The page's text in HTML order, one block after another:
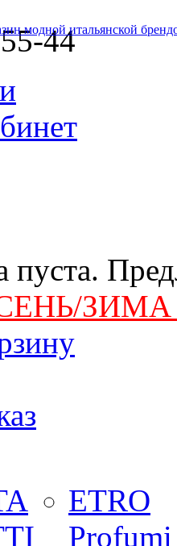
44
пуста.
ЗИМА
ETRO
Profumi